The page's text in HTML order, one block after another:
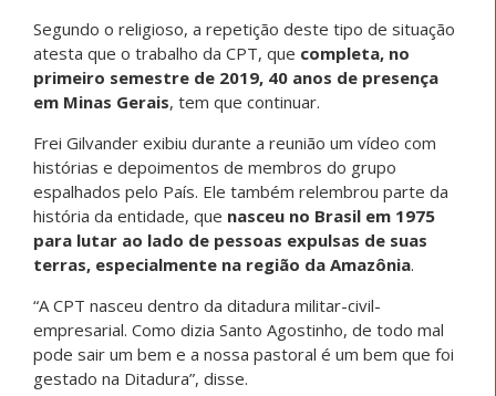
Segundo o religioso, a repetição deste tipo de situação
atesta que o trabalho da CPT, que completa, no
primeiro semestre de 2019, 40 anos de presença
em Minas Gerais, tem que continuar.
Frei Gilvander exibiu durante a reunião um vídeo com
histórias e depoimentos de membros do grupo
espalhados pelo País. Ele também relembrou parte da
história da entidade, que nasceu no Brasil em 1975
para lutar ao lado de pessoas expulsas de suas
terras, especialmente na região da Amazônia.
“A CPT nasceu dentro da ditadura militar-civil-
empresarial. Como dizia Santo Agostinho, de todo mal
pode sair um bem e a nossa pastoral é um bem que foi
gestado na Ditadura”, disse.